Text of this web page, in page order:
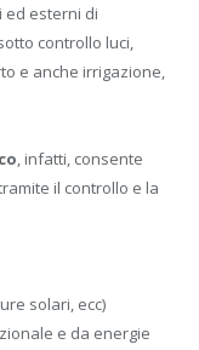
ed esterni di
controllo luci,
e anche irrigazione,
, infatti, consente
il controllo e la
solari, ecc)
e da energie